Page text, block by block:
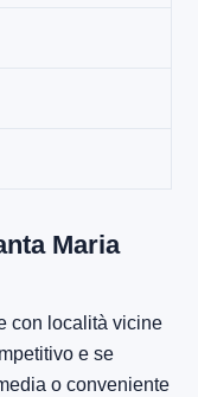
Maria
con località vicine
e se
o conveniente